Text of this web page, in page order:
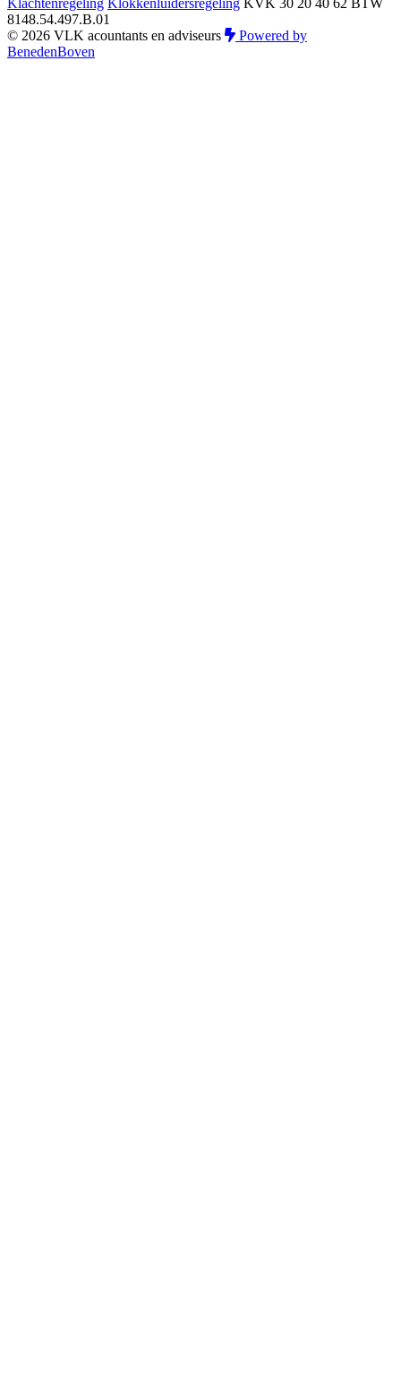
8148.54.497.B.01
© 2026 VLK acountants en adviseurs
Powered by
BenedenBoven